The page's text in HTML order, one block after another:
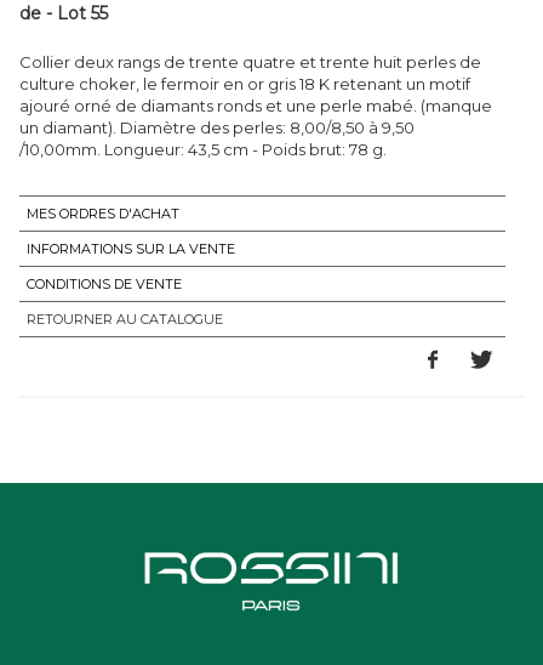
de - Lot 55
Collier deux rangs de trente quatre et trente huit perles de
culture choker, le fermoir en or gris 18 K retenant un motif
ajouré orné de diamants ronds et une perle mabé. (manque
un diamant). Diamètre des perles: 8,00/8,50 à 9,50
/10,00mm. Longueur: 43,5 cm - Poids brut: 78 g.
MES ORDRES D'ACHAT
INFORMATIONS SUR LA VENTE
CONDITIONS DE VENTE
RETOURNER AU CATALOGUE